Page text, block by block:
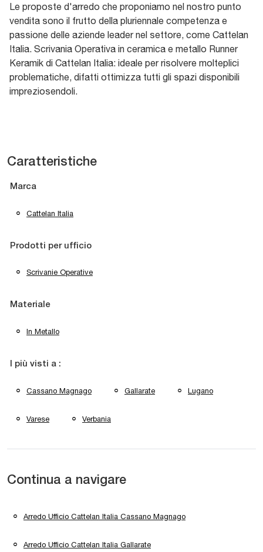
Le proposte d'arredo che proponiamo nel nostro punto
vendita sono il frutto della pluriennale competenza e
passione delle aziende leader nel settore, come Cattelan
Italia. Scrivania Operativa in ceramica e metallo Runner
Keramik di Cattelan Italia: ideale per risolvere molteplici
problematiche, difatti ottimizza tutti gli spazi disponibili
impreziosendoli.
Caratteristiche
Marca
Cattelan Italia
Prodotti per ufficio
Scrivanie Operative
Materiale
In Metallo
I più visti a :
Cassano Magnago Gallarate Lugano
Varese Verbania
Continua a navigare
Arredo Ufficio Cattelan Italia Cassano Magnago
Arredo Ufficio Cattelan Italia Gallarate